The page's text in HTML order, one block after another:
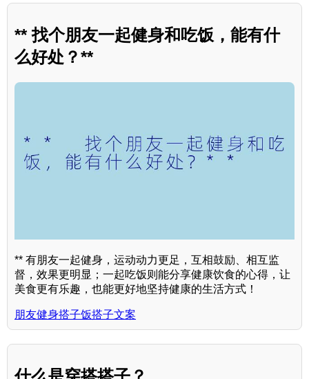
** 找个朋友一起健身和吃饭，能有什
么好处？**
** 有朋友一起健身，运动动力更足，互相鼓励、相互监
督，效果更明显；一起吃饭则能分享健康饮食的心得，让
美食更有乐趣，也能更好地坚持健康的生活方式！
朋友健身搭子饭搭子文案